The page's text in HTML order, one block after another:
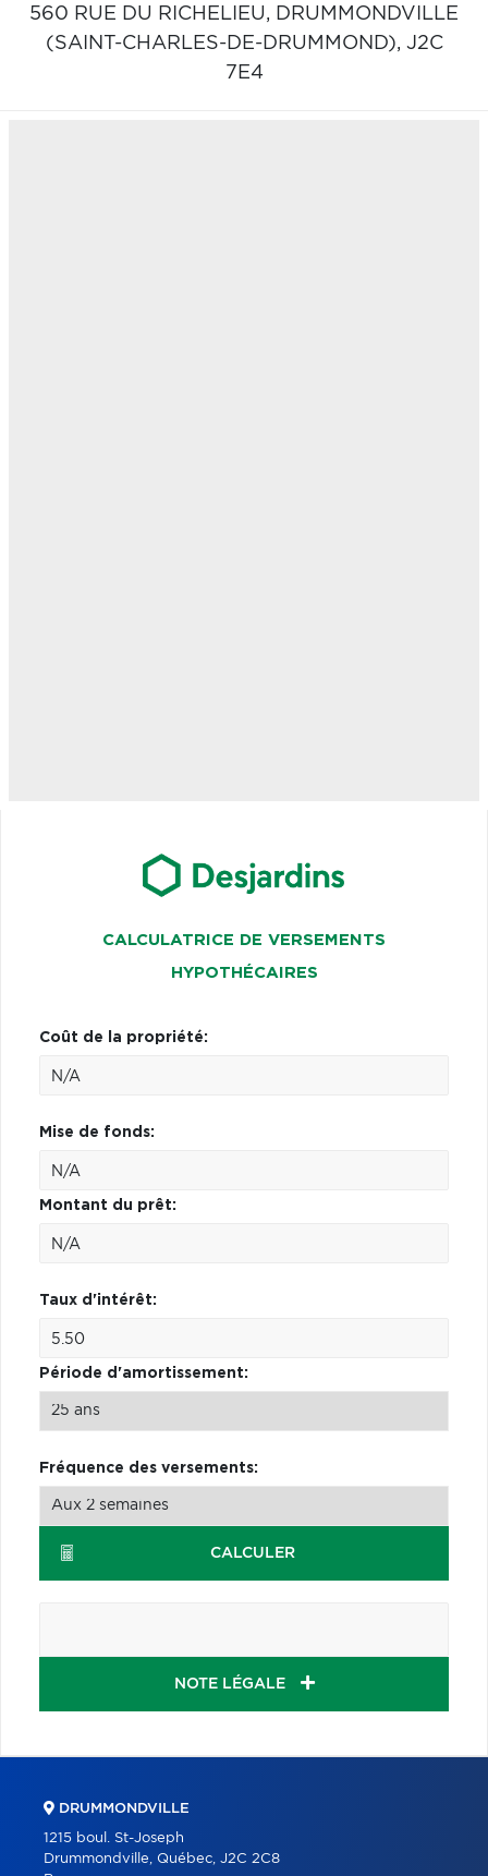
560 RUE DU RICHELIEU, DRUMMONDVILLE
(SAINT-CHARLES-DE-DRUMMOND), J2C
7E4
CALCULATRICE DE VERSEMENTS
HYPOTHÉCAIRES
Coût de la propriété:
Mise de fonds:
Montant du prêt:
Taux d'intérêt:
Période d'amortissement:
Fréquence des versements:
CALCULER
NOTE LÉGALE
DRUMMONDVILLE
1215 boul. St-Joseph
Drummondville, Québec, J2C 2C8